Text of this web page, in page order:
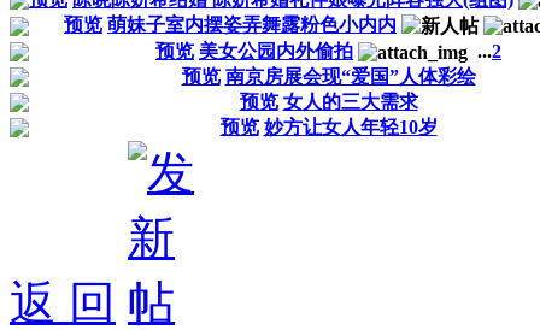
预览 萌妹子室内摆姿弄舞露粉色小内内
预览 美女公园内外偷拍 ...2
预览 南京房展会现“爱国”人体彩绘
预览 女人的三大需求
预览 妙方让女人年轻10岁
返 回